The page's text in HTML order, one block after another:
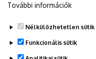
További információk
Nélkülözhetetlen sütik
Funkcionális sütik